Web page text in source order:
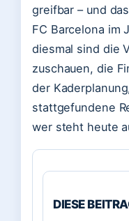
greifbar – und
FC Barcelona im
diesmal sind die
zuschauen, die
der
stattgefundene
wer steht heute
DIESE